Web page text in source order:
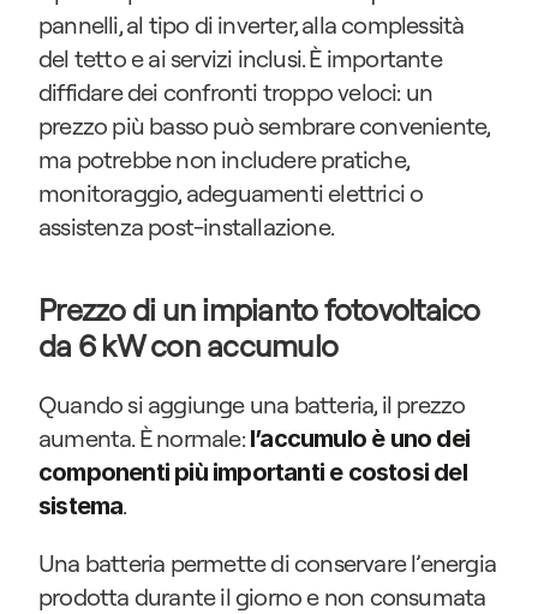
pannelli, al tipo di inverter, alla complessità
del tetto e ai servizi inclusi. È importante
diffidare dei confronti troppo veloci: un
prezzo più basso può sembrare conveniente,
ma potrebbe non includere pratiche,
monitoraggio, adeguamenti elettrici o
assistenza post-installazione.
Prezzo di un impianto fotovoltaico
da 6 kW con accumulo
Quando si aggiunge una batteria, il prezzo
aumenta. È normale: l’accumulo è uno dei
componenti più importanti e costosi del
sistema.
Una batteria permette di conservare l’energia
prodotta durante il giorno e non consumata